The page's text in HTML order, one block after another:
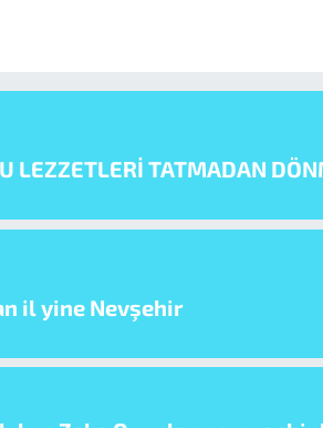
LEZZETLERİ TATMADAN
il yine Nevşehir